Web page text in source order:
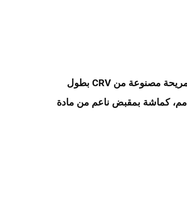
كماشة محمولة يدويًا مريحة مصنوعة من CRV بطول
160 مم/180 مم/200 مم، كماشة بمقبض ناعم من مادة